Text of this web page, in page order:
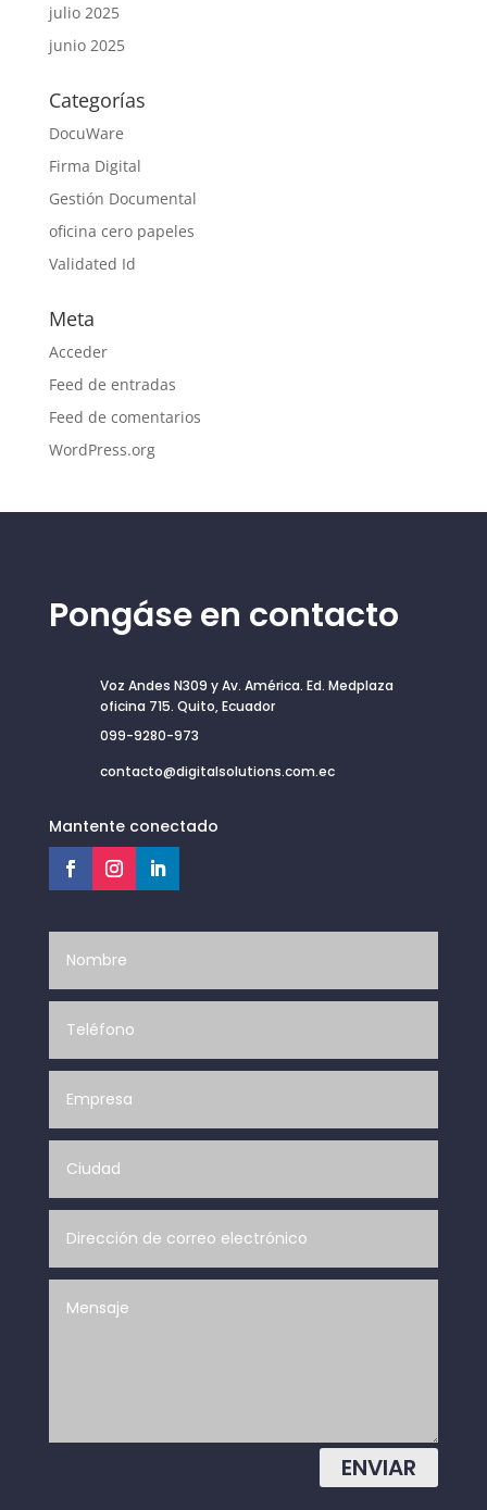
julio 2025
junio 2025
Categorías
DocuWare
Firma Digital
Gestión Documental
oficina cero papeles
Validated Id
Meta
Acceder
Feed de entradas
Feed de comentarios
WordPress.org
Pongáse en contacto
Voz Andes N309 y Av. América. Ed. Medplaza
oficina 715. Quito, Ecuador
099-9280-973
contacto@digitalsolutions.com.ec
Mantente conectado
ENVIAR